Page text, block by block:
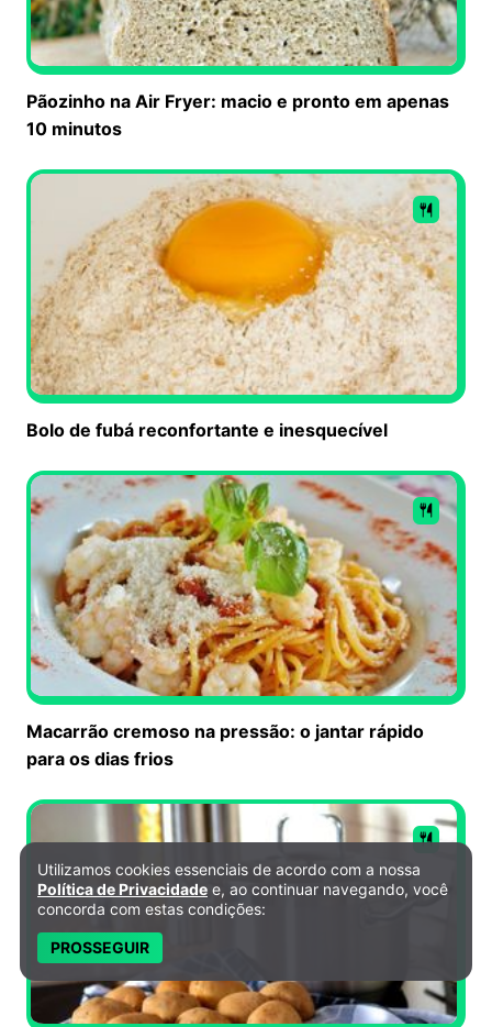
Pãozinho na Air Fryer: macio e pronto em apenas
10 minutos
Bolo de fubá reconfortante e inesquecível
Macarrão cremoso na pressão: o jantar rápido
para os dias frios
Política de Privacidade e Cookies
Utilizamos cookies essenciais de acordo com a nossa
Política de Privacidade e, ao continuar navegando, você
concorda com estas condições:
PROSSEGUIR